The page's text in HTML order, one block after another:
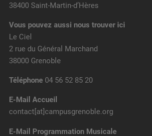
38400 Saint-Martin-d’Hères
Vous pouvez aussi nous trouver ici
Le Ciel
2 rue du Général Marchand
38000 Grenoble
Téléphone04 56 52 85 20
E-Mail Accueil
contact[at]campusgrenoble.org
E-Mail Programmation Musicale